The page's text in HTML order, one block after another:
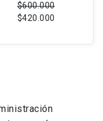
$600.000
$420.000